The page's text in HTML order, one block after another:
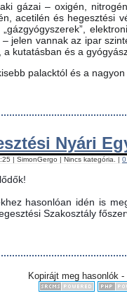
gázai – oxigén,
acetilén és hegesztési
jelen vannak az ipar
kutatásban és a
palacktól és a
Nyári
| SimonGergo | Nincs kategória. |
hasonlóan idén is
Szakosztály
Kopirájt meg hasonlók